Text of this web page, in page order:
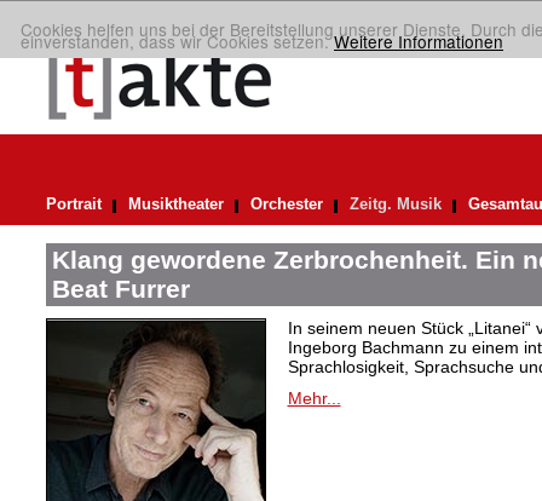
Cookies helfen uns bei der Bereitstellung unserer Dienste. Durch
einverstanden, dass wir Cookies setzen.Weitere Informationen
Portrait Musiktheater Orchester Zeitg. Musik
Klang gewordene Zerbrochenheit. Ein
Beat Furrer
In seinem neuen Stück
Ingeborg Bachmann zu einem
Sprachlosigkeit, Sprachsuche
Mehr...